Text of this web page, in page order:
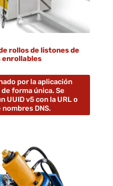
rollos de listones de
enrollables
por la aplicación
forma única. Se
UUID v5 con la URL o
DNS.